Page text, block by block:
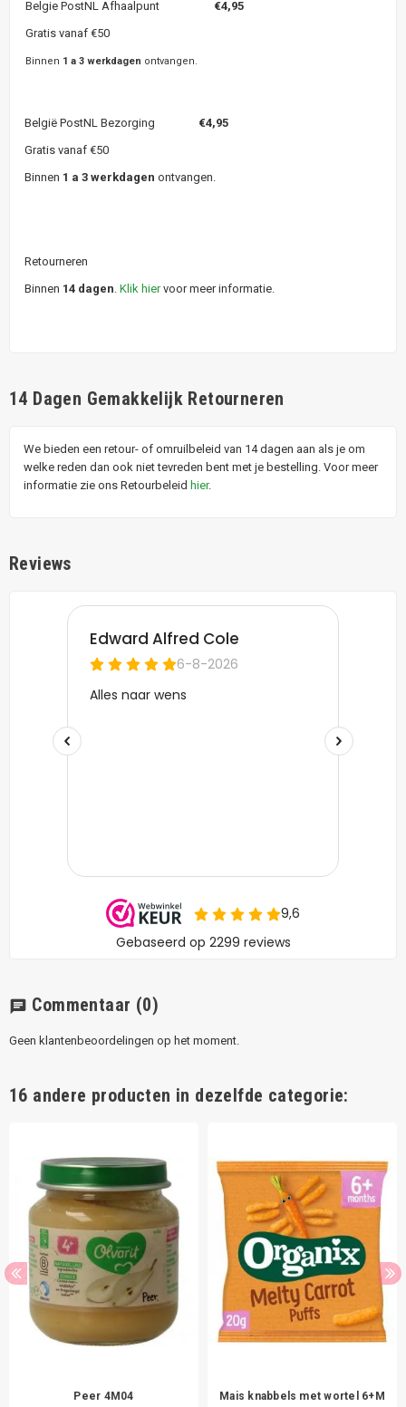
Belgie PostNL Afhaalpunt
€4,95
Gratis vanaf €50
Binnen 1 a 3 werkdagen ontvangen.
België PostNL Bezorging €4,95
Gratis vanaf €50
Binnen 1 a 3 werkdagen ontvangen.
Retourneren
Binnen 14 dagen. Klik hiervoor meer informatie.
14 Dagen Gemakkelijk Retourneren
We bieden een retour- of omruilbeleid van 14 dagen aan als je om
welke reden dan ook niet tevreden bent met je bestelling. Voor meer
informatie zie ons Retourbeleid hier.
Reviews
chat Commentaar (0)
Geen klantenbeoordelingen op het moment.
16 andere producten in dezelfde categorie:
Peer 4M04
Mais knabbels met wortel 6+M